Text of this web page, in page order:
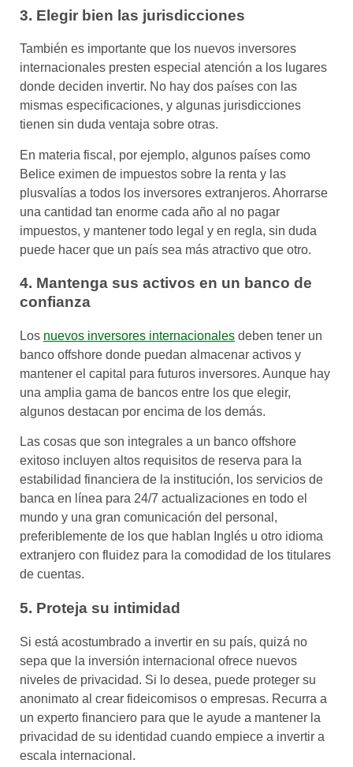
3. Elegir bien las jurisdicciones
También es importante que los nuevos inversores
internacionales presten especial atención a los lugares
donde deciden invertir. No hay dos países con las
mismas especificaciones, y algunas jurisdicciones
tienen sin duda ventaja sobre otras.
En materia fiscal, por ejemplo, algunos países como
Belice eximen de impuestos sobre la renta y las
plusvalías a todos los inversores extranjeros. Ahorrarse
una cantidad tan enorme cada año al no pagar
impuestos, y mantener todo legal y en regla, sin duda
puede hacer que un país sea más atractivo que otro.
4. Mantenga sus activos en un banco de
confianza
Los nuevos inversores internacionales deben tener un
banco offshore donde puedan almacenar activos y
mantener el capital para futuros inversores. Aunque hay
una amplia gama de bancos entre los que elegir,
algunos destacan por encima de los demás.
Las cosas que son integrales a un banco offshore
exitoso incluyen altos requisitos de reserva para la
estabilidad financiera de la institución, los servicios de
banca en línea para 24/7 actualizaciones en todo el
mundo y una gran comunicación del personal,
preferiblemente de los que hablan Inglés u otro idioma
extranjero con fluidez para la comodidad de los titulares
de cuentas.
5. Proteja su intimidad
Si está acostumbrado a invertir en su país, quizá no
sepa que la inversión internacional ofrece nuevos
niveles de privacidad. Si lo desea, puede proteger su
anonimato al crear fideicomisos o empresas. Recurra a
un experto financiero para que le ayude a mantener la
privacidad de su identidad cuando empiece a invertir a
escala internacional.